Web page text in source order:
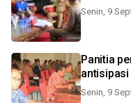
Senin, 9
Panitia
Senin, 9